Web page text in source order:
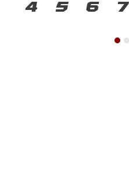
4 5 6 7